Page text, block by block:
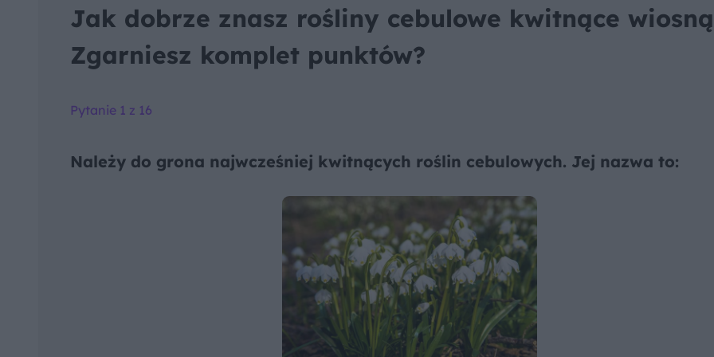
Jak dobrze znasz rośliny cebulowe kwitnące
Zgarniesz komplet punktów?
Pytanie 1 z 16
Należy do grona najwcześniej kwitnących roślin cebulowych. Jej nazwa to: